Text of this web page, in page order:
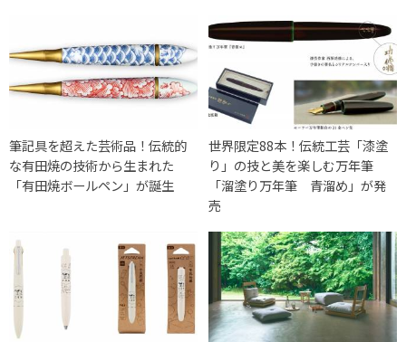
筆記具を超えた芸術品！伝統的
な有田焼の技術から生まれた
「有田焼ボールペン」が誕生
世界限定88本！伝統工芸「漆塗
り」の技と美を楽しむ万年筆
「溜塗り万年筆 青溜め」が発
売